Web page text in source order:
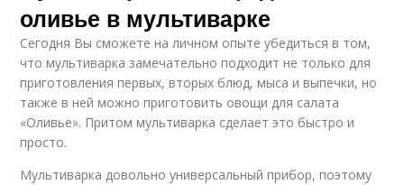
оливье в мультиварке
Сегодня Вы сможете на личном опыте убедиться в том,
что мультиварка замечательно подходит не только для
приготовления первых, вторых блюд, мыса и выпечки, но
также в ней можно приготовить овощи для салата
«Оливье». Притом мультиварка сделает это быстро и
просто.
Мультиварка довольно универсальный прибор, поэтому